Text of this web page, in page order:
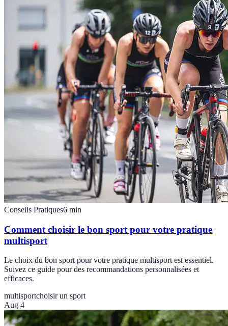
Conseils Pratiques6 min
Comment choisir le bon sport pour votre pratique
multisport
Le choix du bon sport pour votre pratique multisport est essentiel.
Suivez ce guide pour des recommandations personnalisées et
efficaces.
multisportchoisir un sport
Aug 4